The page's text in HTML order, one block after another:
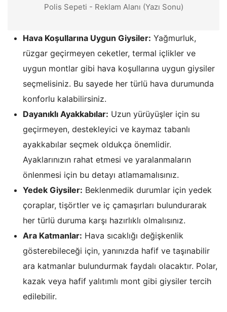
Polis Sepeti - Reklam Alanı (Yazı Sonu)
Hava Koşullarına Uygun Giysiler: Yağmurluk,
rüzgar geçirmeyen ceketler, termal içlikler ve
uygun montlar gibi hava koşullarına uygun giysiler
seçmelisiniz. Bu sayede her türlü hava durumunda
konforlu kalabilirsiniz.
Dayanıklı Ayakkabılar: Uzun yürüyüşler için su
geçirmeyen, destekleyici ve kaymaz tabanlı
ayakkabılar seçmek oldukça önemlidir.
Ayaklarınızın rahat etmesi ve yaralanmaların
önlenmesi için bu detayı atlamamalısınız.
Yedek Giysiler: Beklenmedik durumlar için yedek
çoraplar, tişörtler ve iç çamaşırları bulundurarak
her türlü duruma karşı hazırlıklı olmalısınız.
Ara Katmanlar: Hava sıcaklığı değişkenlik
gösterebileceği için, yanınızda hafif ve taşınabilir
ara katmanlar bulundurmak faydalı olacaktır. Polar,
kazak veya hafif yalıtımlı mont gibi giysiler tercih
edilebilir.